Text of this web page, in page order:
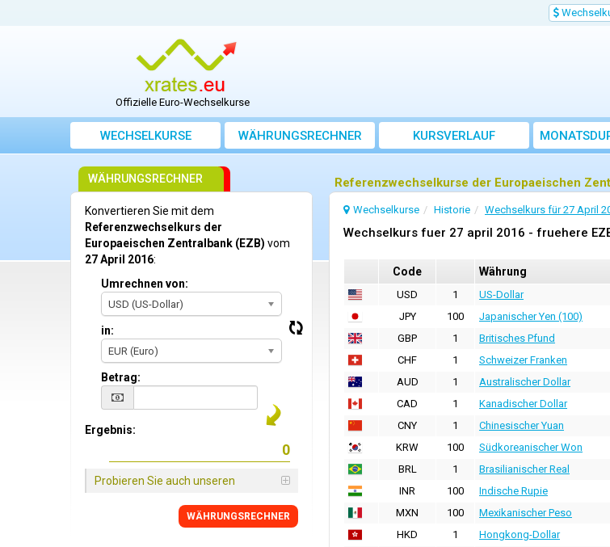
Offizielle Euro-Wechselkurse
WECHSELKURSE WÄHRUNGSRECHNER KURSVERLAUF
Referenzwechselkurse der Europaeischen
Wechselkurse Historie Wechselkurs für 27 April
Wechselkurs fuer 27 april 2016 - fruehere
Code Währung
USD 1 US-Dollar
JPY
100 Japanischer Yen (100)
GBP
1 Britisches Pfund
CHF
1 Schweizer Franken
AUD
1 Australischer Dollar
CAD
1 Kanadischer Dollar
CNY
1 Chinesischer Yuan
KRW
100 Südkoreanischer Won
BRL
1 Brasilianischer Real
INR
100 Indische Rupie
MXN
100 Mexikanischer Peso
HKD
1 Hongkong-Dollar
WÄHRUNGSRECHNER
Konvertieren Sie mit dem
Referenzwechselkurs der
Europaeischen Zentralbank (EZB) vom
27 April 2016:
Umrechnen von:
USD (US-Dollar)
in:
EUR (Euro)
Betrag:
Ergebnis:
Probieren Sie auch unseren
WÄHRUNGSRECHNER